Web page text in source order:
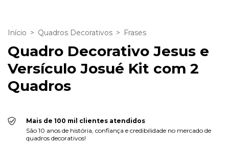
Início > Quadros Decorativos > Frases
Quadro Decorativo Jesus e
Versículo Josué Kit com 2
Quadros
Mais de 100 mil clientes atendidos
São 10 anos de história, confiança e credibilidade no mercado de
quadros decorativos!